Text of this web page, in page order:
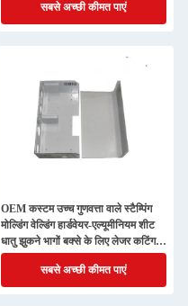
सबसे अच्छी कीमत पाएं
OEM कस्टम उच्च गुणवत्ता वाले स्टैम्पिंग
मोल्डिंग वेल्डिंग हार्डवेयर-एल्यूमीनियम शीट
धातु झुकने भागों बक्से के लिए लेजर कटिंग
सेवाएं
सबसे अच्छी कीमत पाएं